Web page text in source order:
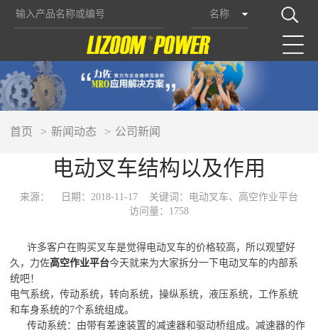
名称
首页 新闻动态 公司新闻
电动叉车结构以及作用
来源： 日期：2018-11-17
关键词：电动叉车、高空作业平台
访问量：1758
许多客户在购买叉车是觉得电动叉车的价格较高，所以观望好
久，力佐高空作业平台今天就来为大家拆分一下电动叉车的内部系
统吧！
电气系统，传动系统，转向系统，操纵系统，液压系统，工作系统
和车身系统的7个系统组成。
传动系统：由带有差速装置的减速器和驱动桥组成。减速器的作